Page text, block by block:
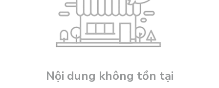
Nội dung không tồn tại